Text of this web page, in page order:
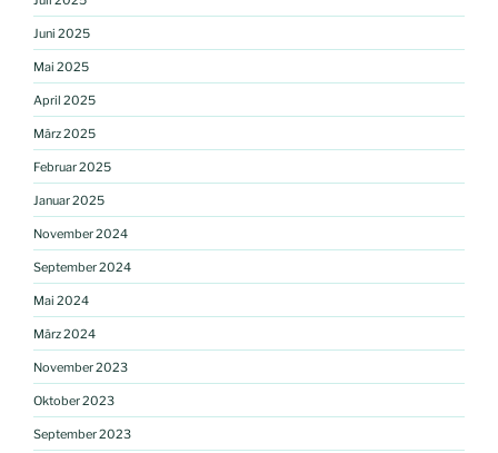
Juni 2025
Mai 2025
April 2025
März 2025
Februar 2025
Januar 2025
November 2024
September 2024
Mai 2024
März 2024
November 2023
Oktober 2023
September 2023